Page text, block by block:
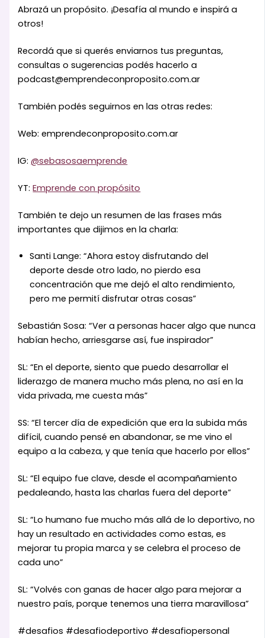
Abrazá un propósito. ¡Desafía al mundo e inspirá a
otros!
Recordá que si querés enviarnos tus preguntas,
consultas o sugerencias podés hacerlo a
podcast@emprendeconproposito.com.ar
También podés seguirnos en las otras redes:
Web: emprendeconproposito.com.ar
IG:@sebasosaemprende
YT:Emprende con propósito
También te dejo un resumen de las frases más
importantes que dijimos en la charla:
Santi Lange: “Ahora estoy disfrutando del
deporte desde otro lado, no pierdo esa
concentración que me dejó el alto rendimiento,
pero me permití disfrutar otras cosas”
Sebastián Sosa: “Ver a personas hacer algo que nunca
habían hecho, arriesgarse así, fue inspirador”
SL: “En el deporte, siento que puedo desarrollar el
liderazgo de manera mucho más plena, no así en la
vida privada, me cuesta más”
SS: “El tercer día de expedición que era la subida más
difícil, cuando pensé en abandonar, se me vino el
equipo a la cabeza, y que tenía que hacerlo por ellos”
SL: “El equipo fue clave, desde el acompañamiento
pedaleando, hasta las charlas fuera del deporte”
SL: “Lo humano fue mucho más allá de lo deportivo, no
hay un resultado en actividades como estas, es
mejorar tu propia marca y se celebra el proceso de
cada uno”
SL: “Volvés con ganas de hacer algo para mejorar a
nuestro país, porque tenemos una tierra maravillosa”
#desafios #desafiodeportivo #desafiopersonal